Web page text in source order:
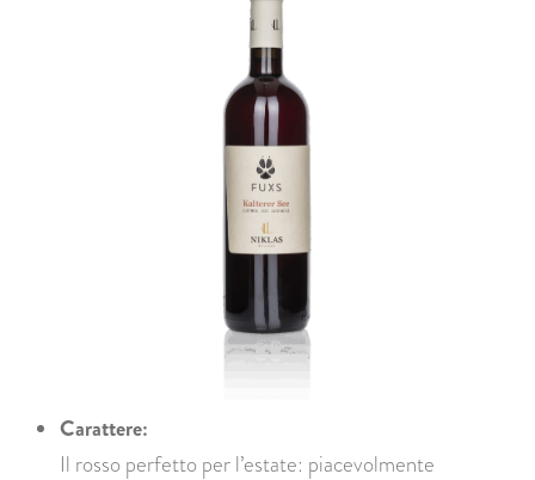
Carattere:
Il rosso perfetto per l’estate: piacevolmente